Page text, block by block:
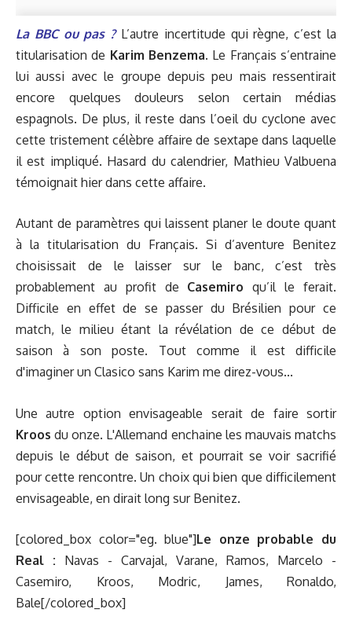
La BBC ou pas ? L’autre incertitude qui règne, c’est la
titularisation de Karim Benzema. Le Français s’entraine
lui aussi avec le groupe depuis peu mais ressentirait
encore quelques douleurs selon certain médias
espagnols. De plus, il reste dans l’oeil du cyclone avec
cette tristement célèbre affaire de sextape dans laquelle
il est impliqué. Hasard du calendrier, Mathieu Valbuena
témoignait hier dans cette affaire.
Autant de paramètres qui laissent planer le doute quant
à la titularisation du Français. Si d’aventure Benitez
choisissait de le laisser sur le banc, c’est très
probablement au profit de Casemiro qu’il le ferait.
Difficile en effet de se passer du Brésilien pour ce
match, le milieu étant la révélation de ce début de
saison à son poste. Tout comme il est difficile
d'imaginer un Clasico sans Karim me direz-vous...
Une autre option envisageable serait de faire sortir
Kroos du onze. L'Allemand enchaine les mauvais matchs
depuis le début de saison, et pourrait se voir sacrifié
pour cette rencontre. Un choix qui bien que difficilement
envisageable, en dirait long sur Benitez.
[colored_box color="eg. blue"]Le onze probable du
Real : Navas - Carvajal, Varane, Ramos, Marcelo -
Casemiro, Kroos, Modric, James, Ronaldo,
Bale[/colored_box]